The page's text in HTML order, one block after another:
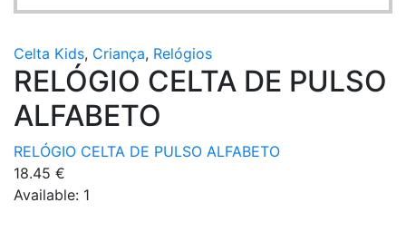
Celta Kids, Criança, Relógios
RELÓGIO CELTA DE PULSO
ALFABETO
RELÓGIO CELTA DE PULSO ALFABETO
18.45 €
Available: 1